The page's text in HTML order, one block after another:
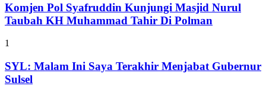
Komjen Pol Syafruddin Kunjungi Masjid Nurul
Taubah KH Muhammad Tahir Di Polman
1
SYL: Malam Ini Saya Terakhir Menjabat Gubernur
Sulsel